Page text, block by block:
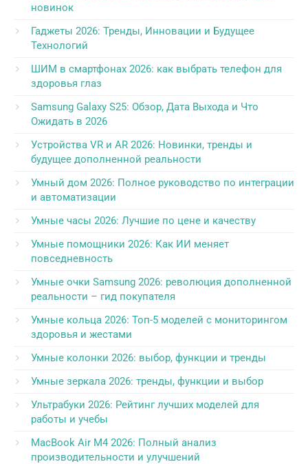
новинок
Гаджеты 2026: Тренды, Инновации и Будущее
Технологий
ШИМ в смартфонах 2026: как выбрать телефон для
здоровья глаз
Samsung Galaxy S25: Обзор, Дата Выхода и Что
Ожидать в 2026
Устройства VR и AR 2026: Новинки, тренды и
будущее дополненной реальности
Умный дом 2026: Полное руководство по интеграции
и автоматизации
Умные часы 2026: Лучшие по цене и качеству
Умные помощники 2026: Как ИИ меняет
повседневность
Умные очки Samsung 2026: революция дополненной
реальности – гид покупателя
Умные кольца 2026: Топ-5 моделей с мониторингом
здоровья и жестами
Умные колонки 2026: выбор, функции и тренды
Умные зеркала 2026: тренды, функции и выбор
Ультрабуки 2026: Рейтинг лучших моделей для
работы и учебы
MacBook Air M4 2026: Полный анализ
производительности и улучшений